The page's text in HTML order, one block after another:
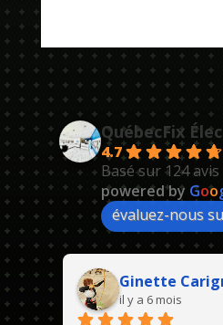
QuébecFix
4.7
Basé sur 124 avis
powered by Goo
évaluez-nous
Ginette
il y a 6 mois